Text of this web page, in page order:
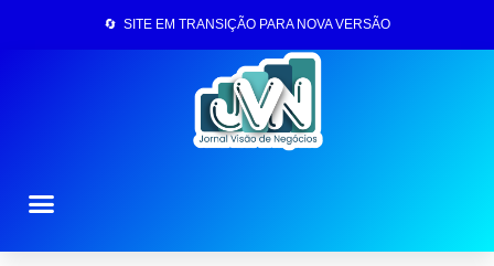
🔄 SITE EM TRANSIÇÃO PARA NOVA VERSÃO